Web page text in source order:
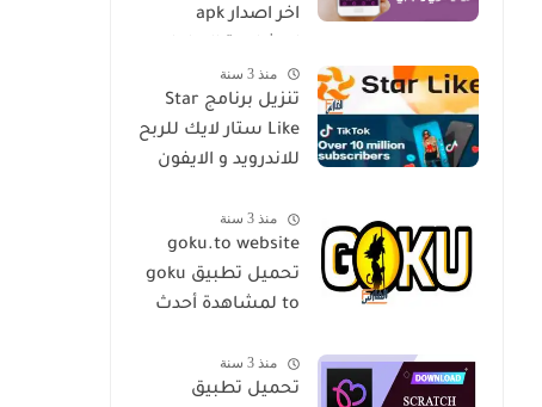
اخر اصدار apk
العالمية مجانا
منذ 3 سنة
تنزيل برنامج Star
Like ستار لايك للربح
للاندرويد و الايفون
منذ 3 سنة
goku.to website
تحميل تطبيق goku
to لمشاهدة أحدث
الأفلام
منذ 3 سنة
تحميل تطبيق